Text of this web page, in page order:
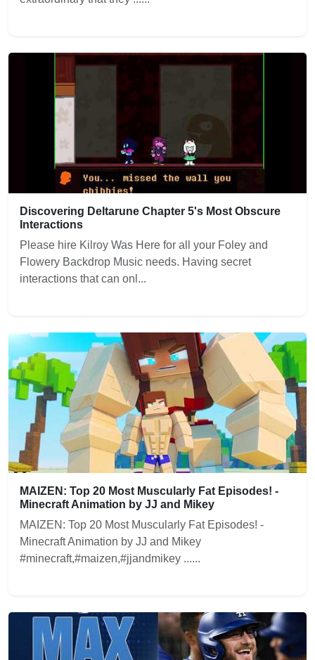
Discovering Deltarune Chapter 5's Most Obscure
Interactions
Please hire Kilroy Was Here for all your Foley and
Flowery Backdrop Music needs. Having secret
interactions that can onl...
MAIZEN: Top 20 Most Muscularly Fat Episodes! -
Minecraft Animation by JJ and Mikey
MAIZEN: Top 20 Most Muscularly Fat Episodes! -
Minecraft Animation by JJ and Mikey
#minecraft,#maizen,#jjandmikey ......